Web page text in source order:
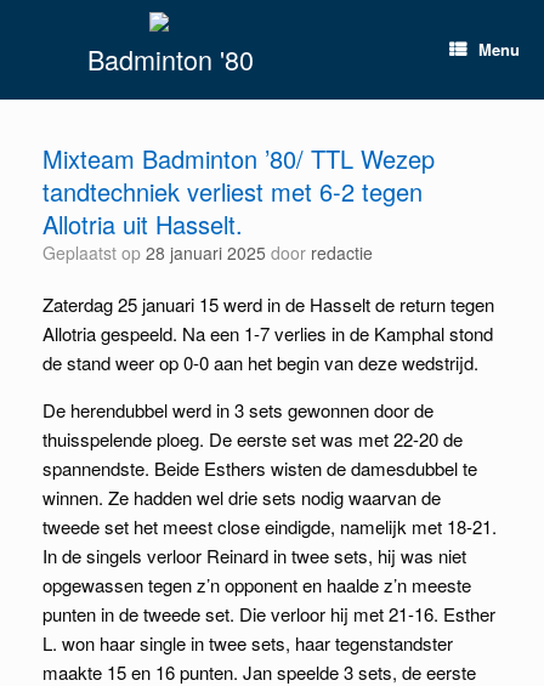
Badminton '80 Menu
Mixteam Badminton ’80/ TTL Wezep
tandtechniek verliest met 6-2 tegen
Allotria uit Hasselt.
Geplaatst op 28 januari 2025 door redactie
Zaterdag 25 januari 15 werd in de Hasselt de return tegen
Allotria gespeeld. Na een 1-7 verlies in de Kamphal stond
de stand weer op 0-0 aan het begin van deze wedstrijd.
De herendubbel werd in 3 sets gewonnen door de
thuisspelende ploeg. De eerste set was met 22-20 de
spannendste. Beide Esthers wisten de damesdubbel te
winnen. Ze hadden wel drie sets nodig waarvan de
tweede set het meestclose eindigde, namelijk met 18-21.
In de singels verloor Reinard in twee sets, hij was niet
opgewassen tegen z’n opponent en haalde z’n meeste
punten in de tweede set. Die verloor hij met 21-16. Esther
L. won haar single in twee sets, haar tegenstandster
maakte 15 en 16 punten. Jan speelde 3 sets, de eerste